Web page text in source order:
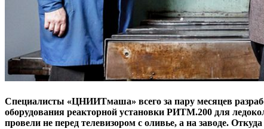
Cпециалисты «ЦНИИТмаша» всего за пару месяцев
оборудования реакторной установки РИТМ.200 для
провели не перед телевизором с оливье, а на заводе.